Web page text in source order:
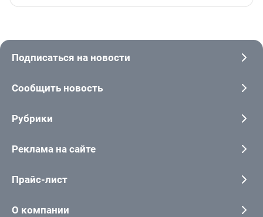
Подписаться на новости
Сообщить новость
Рубрики
Реклама на сайте
Прайс-лист
О компании